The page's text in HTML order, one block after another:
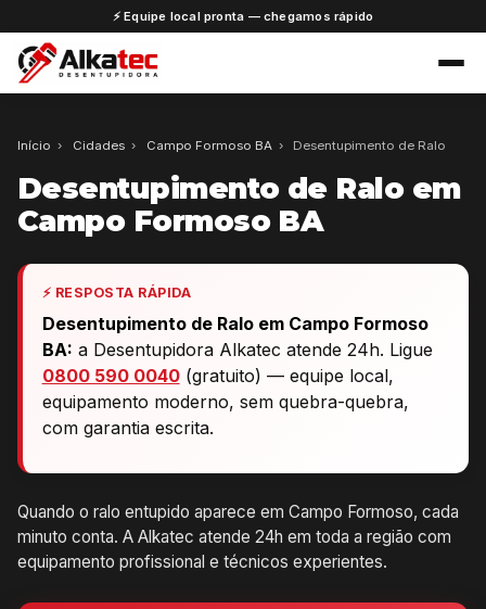
⚡ Equipe local pronta — chegamos rápido
Início › Cidades › Campo Formoso BA › Desentupimento de Ralo
Desentupimento de Ralo em
Campo Formoso BA
⚡ RESPOSTA RÁPIDA
Desentupimento de Ralo em Campo Formoso
BA: a Desentupidora Alkatec atende 24h. Ligue
0800 590 0040(gratuito) — equipe local,
equipamento moderno, sem quebra-quebra,
com garantia escrita.
Quando o ralo entupido aparece em Campo Formoso, cada
minuto conta. A Alkatec atende 24h em toda a região com
equipamento profissional e técnicos experientes.